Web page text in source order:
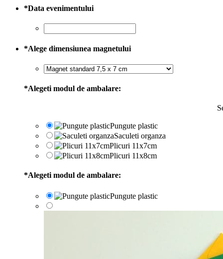
*Data evenimentului
*Alege dimensiunea magnetului
*Alegeti modul de ambalare:
Pungute plastic
Saculeti organza
Plicuri 11x7cm
Plicuri 11x8cm
*Alegeti modul de ambalare:
Pungute plastic